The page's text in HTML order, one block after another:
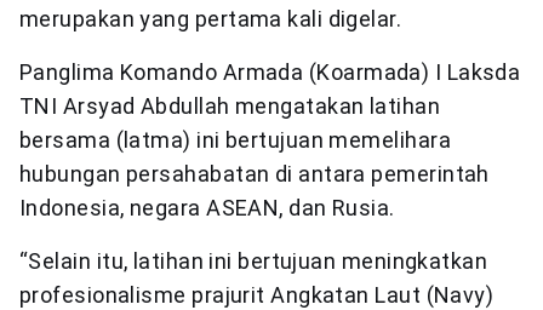
merupakan yang pertama kali digelar.
Panglima Komando Armada (Koarmada) I Laksda
TNI Arsyad Abdullah mengatakan latihan
bersama (latma) ini bertujuan memelihara
hubungan persahabatan di antara pemerintah
Indonesia, negara ASEAN, dan Rusia.
“Selain itu, latihan ini bertujuan meningkatkan
profesionalisme prajurit Angkatan Laut (Navy)